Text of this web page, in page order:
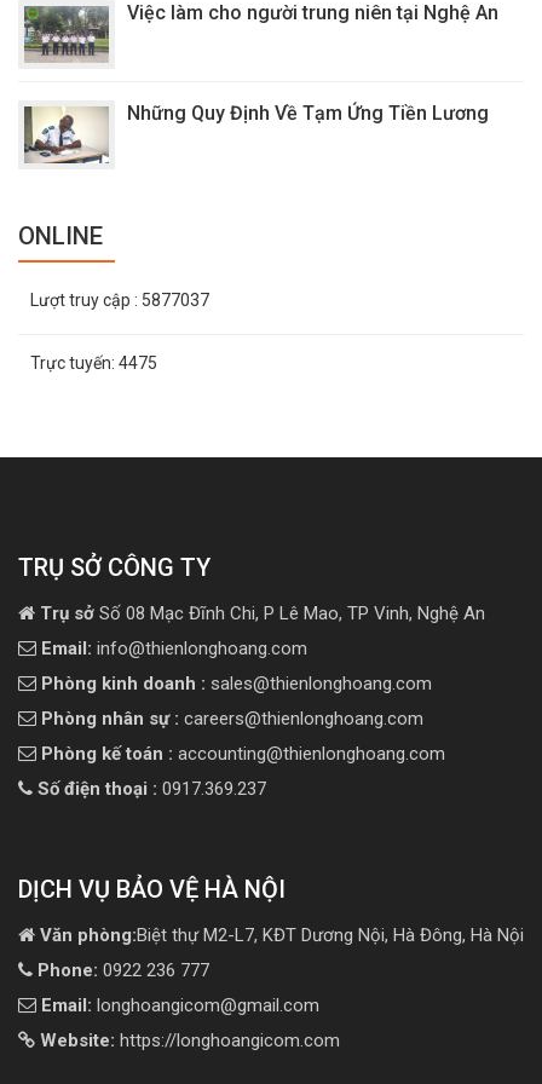
Việc làm cho người trung niên tại Nghệ An
Những Quy Định Về Tạm Ứng Tiền Lương
ONLINE
Lượt truy cập : 5877037
Trực tuyến: 4475
TRỤ SỞ CÔNG TY
Trụ sở Số 08 Mạc Đĩnh Chi, P Lê Mao, TP Vinh, Nghệ An
Email: info@thienlonghoang.com
Phòng kinh doanh : sales@thienlonghoang.com
Phòng nhân sự : careers@thienlonghoang.com
Phòng kế toán : accounting@thienlonghoang.com
Số điện thoại : 0917.369.237
DỊCH VỤ BẢO VỆ HÀ NỘI
Văn phòng:Biệt thự M2-L7, KĐT Dương Nội, Hà Đông, Hà Nội
Phone: 0922 236 777
Email: longhoangicom@gmail.com
Website: https://longhoangicom.com